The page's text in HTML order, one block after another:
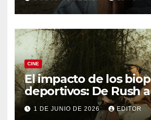
CINE
El impacto de los
deportivos: De Rush
Ferrari
1 DE JUNIO DE 2026 EDITOR